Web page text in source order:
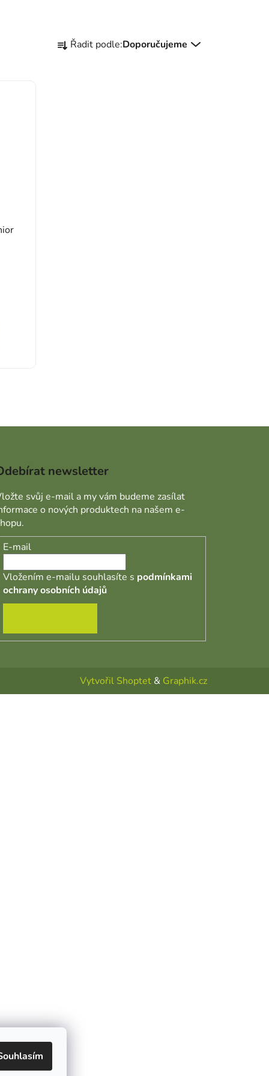
Řazení produktů
Řadit podle:Doporučujeme
newsletter
svůj e-mail a my vám budeme zasílat
o nových produktech na našem e-
E-mail
Vložením e-mailu souhlasíte s podmínkami
ochrany osobních údajů
Vytvořil Shoptet & Graphik.cz